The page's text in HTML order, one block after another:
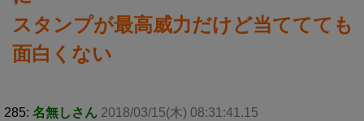
スタンプが最高威力だけど当ててても
面白くない
285: 名無しさん 2018/03/15(木) 08:31:41.15